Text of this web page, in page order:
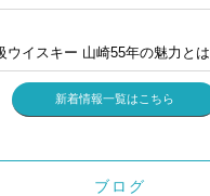
ウイスキー 山崎55年の魅力とは
新着情報一覧はこちら
ブログ